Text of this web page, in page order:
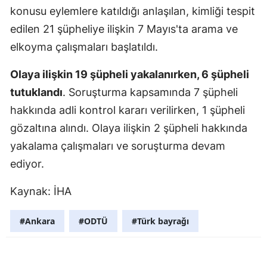
İstanbul
Kastamonu
Kayseri
konusu eylemlere katıldığı anlaşılan, kimliği tespit
edilen 21 şüpheliye ilişkin 7 Mayıs'ta arama ve
elkoyma çalışmaları başlatıldı.
Olaya ilişkin 19 şüpheli yakalanırken, 6 şüpheli
tutuklandı. Soruşturma kapsamında 7 şüpheli
hakkında adli kontrol kararı verilirken, 1 şüpheli
gözaltına alındı. Olaya ilişkin 2 şüpheli hakkında
yakalama çalışmaları ve soruşturma devam
ediyor.
Kaynak: İHA
#Ankara #ODTÜ #Türk bayrağı